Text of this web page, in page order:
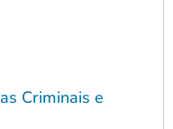
Criminais e